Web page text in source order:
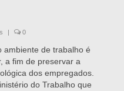
0
ambiente de trabalho é
a fim de preservar a
dos empregados.
do Trabalho que